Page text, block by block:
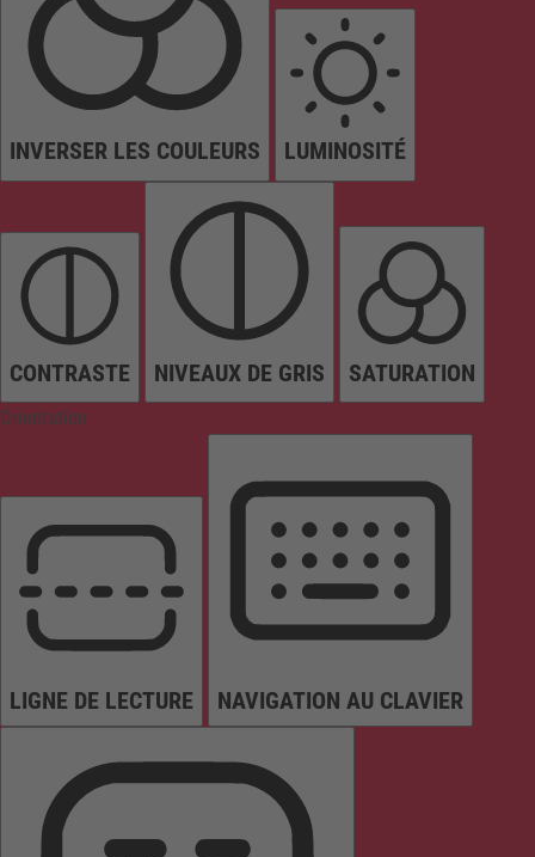
INVERSER LES COULEURS LUMINOSITÉ
CONTRASTE NIVEAUX DE GRIS SATURATION
Orientation
LIGNE DE LECTURE NAVIGATION AU CLAVIER